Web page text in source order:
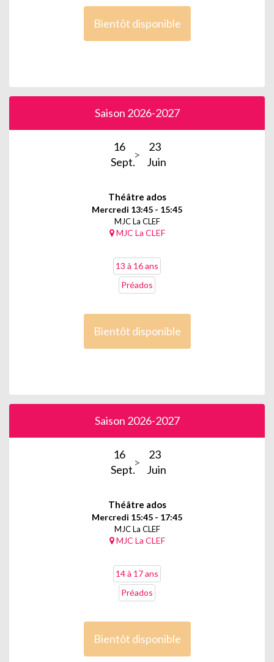
Bientôt disponible
Saison 2026-2027
16
Sept.
23
Juin
Théâtre ados
Mercredi 13:45 - 15:45
MJC La CLEF
MJC La CLEF
13 à 16 ans
Préados
Bientôt disponible
Saison 2026-2027
16
Sept.
23
Juin
Théâtre ados
Mercredi 15:45 - 17:45
MJC La CLEF
MJC La CLEF
14 à 17 ans
Préados
Bientôt disponible